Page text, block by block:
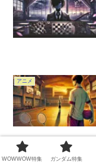
アニメ
WOWWOW特集 ガンダム特集